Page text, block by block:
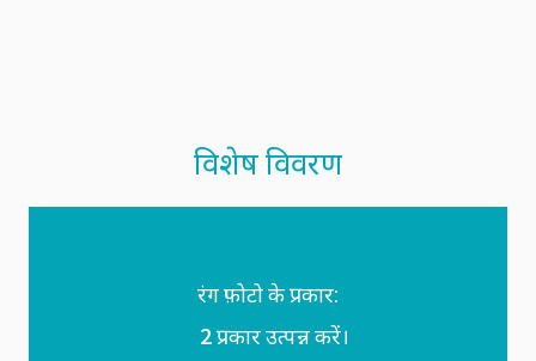
विशेष विवरण
रंग फ़ोटो के प्रकार:
2 प्रकार उत्पन्न करें।